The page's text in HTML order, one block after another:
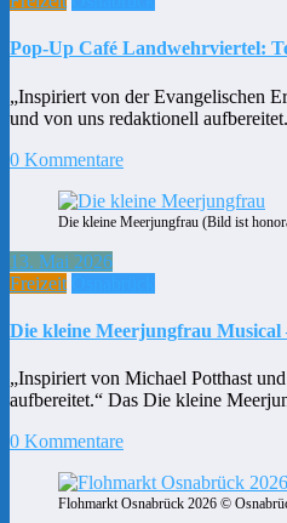
Pop-Up Café Landwehrviertel:
„Inspiriert von der Evangelischen
und von uns redaktionell
0 Kommentare
Die kleine Meerjungfrau (Bild ist
13. Mai 2026
Freizeit
Die kleine Meerjungfrau Musical
„Inspiriert von Michael Potthast
aufbereitet.“ Das Die kleine
0 Kommentare
Flohmarkt Osnabrück 2026 ©